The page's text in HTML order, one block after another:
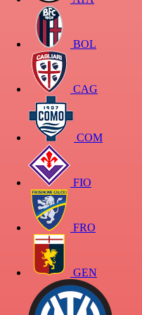
BOL
CAG
COM
FIO
FRO
GEN